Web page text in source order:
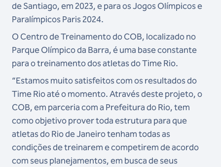
de Santiago, em 2023, e para os Jogos Olímpicos e
Paralímpicos Paris 2024.
O Centro de Treinamento do COB, localizado no
Parque Olímpico da Barra, é uma base constante
para o treinamento dos atletas do Time Rio.
“Estamos muito satisfeitos com os resultados do
Time Rio até o momento. Através deste projeto, o
COB, em parceria com a Prefeitura do Rio, tem
como objetivo prover toda estrutura para que
atletas do Rio de Janeiro tenham todas as
condições de treinarem e competirem de acordo
com seus planejamentos, em busca de seus